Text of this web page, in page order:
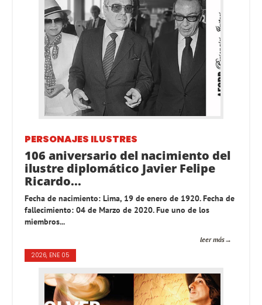
PERSONAJES ILUSTRES
106 aniversario del nacimiento del
ilustre diplomático Javier Felipe
Ricardo...
Fecha de nacimiento: Lima, 19 de enero de 1920. Fecha de
fallecimiento: 04 de Marzo de 2020. Fue uno de los
miembros...
leer más
2026, ENE 05